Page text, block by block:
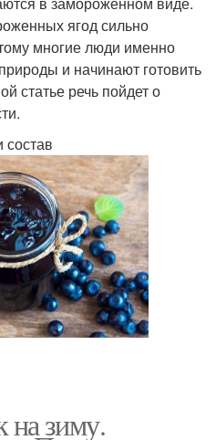
ягод сильно
многие люди именно
и начинают готовить
статье речь пойдет о
на зиму.